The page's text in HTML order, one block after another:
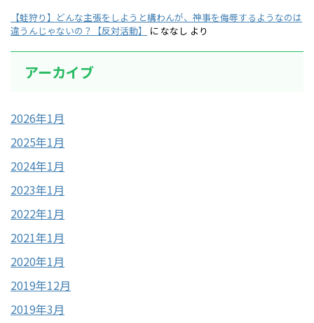
【蛙狩り】どんな主張をしようと構わんが、神事を侮辱するようなのは
違うんじゃないの？【反対活動】
に ななし より
アーカイブ
2026年1月
2025年1月
2024年1月
2023年1月
2022年1月
2021年1月
2020年1月
2019年12月
2019年3月